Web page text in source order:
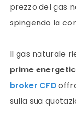
prezzo del gas
spingendo la
Il gas naturale
prime
broker CFD
sulla sua